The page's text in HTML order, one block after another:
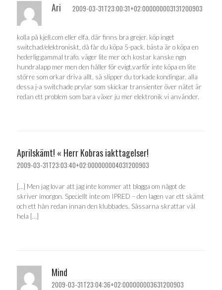
Ari 2009-03-31T23:00:31+02:000000003131200903
kolla på kjell.com eller elfa, där finns bra grejer. köp inget
switchad/elektroniskt, då får du köpa 5-pack. bästa är o köpa en
hederlig gammal trafo. väger lite mer och kostar kanske ngn
hundralapp mer men den håller för evigt.varför inte köpa en lite
större som orkar driva allt. så slipper du torkade kondingar. alla
dessa j-a switchade prylar som skickar transienter över nätet är
redan ett problem som bara växer ju mer elektronik vi använder.
Aprilskämt! « Herr Kobras iakttagelser!
2009-03-31T23:03:40+02:000000004031200903
[…] Men jag lovar att jag inte kommer att blogga om något de
skriver imorgon. Speciellt inte om IPRED – den lagen var ett skämt
och ett hån redan innan den klubbades. Såssarna skrattar väl
hela […]
Mind
2009-03-31T23:04:36+02:000000003631200903